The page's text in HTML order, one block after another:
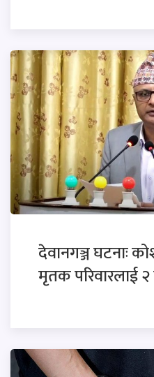
देवानगञ्ज घटनाः
मृतक परिवारलाई